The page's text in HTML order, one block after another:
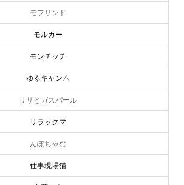
モフサンド
モルカー
モンチッチ
ゆるキャン△
リサとガスパール
リラックマ
んぽちゃむ
仕事現場猫